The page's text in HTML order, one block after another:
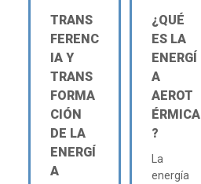
TRANS
FERENC
IA Y
TRANS
FORMA
CIÓN
DE LA
ENERGÍ
A
¿QUÉ
ES LA
ENERGÍ
A
AEROT
ÉRMICA
?
La
energía